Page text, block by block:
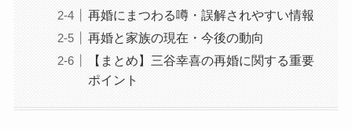
再婚にまつわる噂・誤解されやすい情報
再婚と家族の現在・今後の動向
【まとめ】三谷幸喜の再婚に関する重要
ポイント